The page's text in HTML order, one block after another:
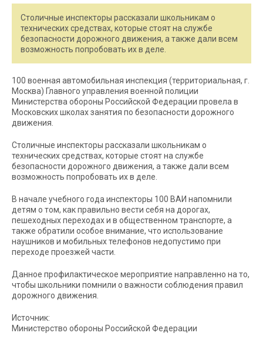
Столичные инспекторы рассказали школьникам о
технических средствах, которые стоят на службе
безопасности дорожного движения, а также дали всем
возможность попробовать их в деле.
100 военная автомобильная инспекция (территориальная, г.
Москва) Главного управления военной полиции
Министерства обороны Российской Федерации провела в
Московских школах занятия по безопасности дорожного
движения.
Столичные инспекторы рассказали школьникам о
технических средствах, которые стоят на службе
безопасности дорожного движения, а также дали всем
возможность попробовать их в деле.
В начале учебного года инспекторы 100 ВАИ напомнили
детям о том, как правильно вести себя на дорогах,
пешеходных переходах и в общественном транспорте, а
также обратили особое внимание, что использование
наушников и мобильных телефонов недопустимо при
переходе проезжей части.
Данное профилактическое мероприятие направленно на то,
чтобы школьники помнили о важности соблюдения правил
дорожного движения.
Источник:
Министерство обороны Российской Федерации